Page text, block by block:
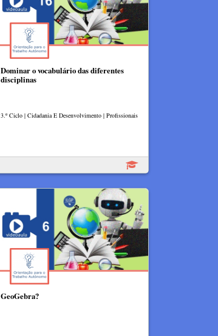
Dominar o vocabulário das diferentes
disciplinas
3.º Ciclo | Cidadania E Desenvolvimento | Profissionais
GeoGebra?